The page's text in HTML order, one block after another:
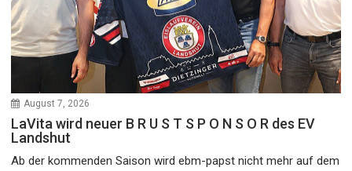
August 7, 2026
LaVita wird neuer B R U S T S P O N S O R des EV
Landshut
Ab der kommenden Saison wird ebm-papst nicht mehr auf dem